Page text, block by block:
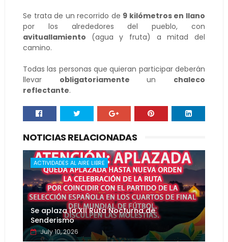
Se trata de un recorrido de 9 kilómetros en llano
por los alrededores del pueblo, con
avituallamiento (agua y fruta) a mitad del
camino.
Todas las personas que quieran participar deberán
llevar obligatoriamenteun chaleco
reflectante.
NOTICIAS RELACIONADAS
ACTIVIDADES AL AIRE LIBRE
Se aplaza la XII Ruta Nocturna de
Senderismo
July 10, 2026